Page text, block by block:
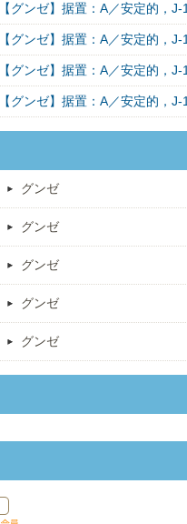
【グンゼ】据置：A／安定的，J-
【グンゼ】据置：A／安定的，J-
【グンゼ】据置：A／安定的，J-
【グンゼ】据置：A／安定的，J-
グンゼ
グンゼ
グンゼ
グンゼ
グンゼ